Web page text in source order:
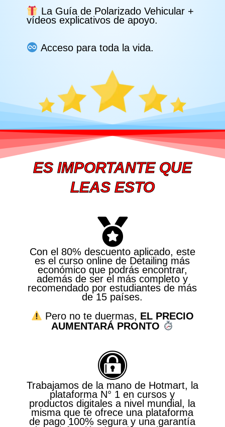
La Guía de Polarizado Vehicular +
vídeos explicativos de apoyo.
Acceso para toda la vida.
ES IMPORTANTE QUE
LEAS ESTO
Con el 80% descuento aplicado, este
es el curso online de Detailing más
económico que podrás encontrar,
además de ser el más completo y
recomendado por estudiantes de más
de 15 países.
Pero no te duermas, EL PRECIO
AUMENTARÁ PRONTO
Trabajamos de la mano de Hotmart, la
plataforma N° 1 en cursos y
productos digitales a nivel mundial, la
misma que te ofrece una plataforma
de pago 100% segura y una garantía